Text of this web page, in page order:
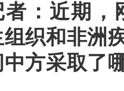
：近期，
织和非洲
方采取了